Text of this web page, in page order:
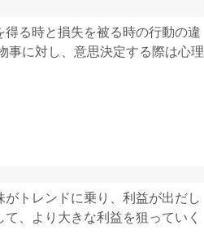
る時と損失を被る時の行動の違
事に対し、意思決定する際は心理
トレンドに乗り、利益が出だし
、より大きな利益を狙っていく